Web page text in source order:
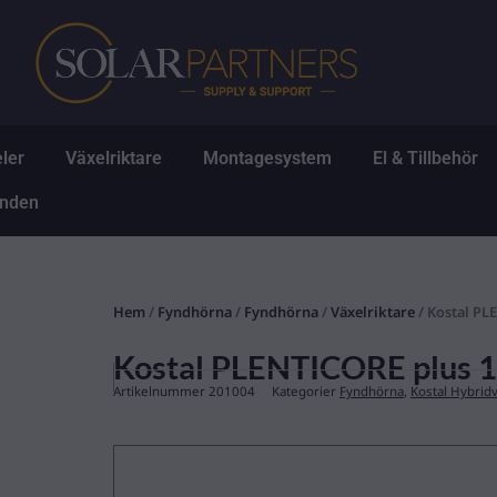
innehåll
Öppna Solpaneler
Växelriktare Öppna Växelriktare
Montagesystem ÖppnaEl & Tillbehör
Hem / Fyndhörna/ Fyndhörna/Växelriktare/ Kostal
Kostal PLENTICORE plus
Artikelnummer 201004 Kategorier Fyndhörna Kostal